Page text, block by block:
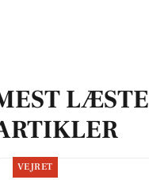
LÆSTE
VEJRET